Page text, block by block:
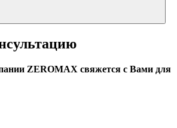
ZEROMAX свяжется с Вами для